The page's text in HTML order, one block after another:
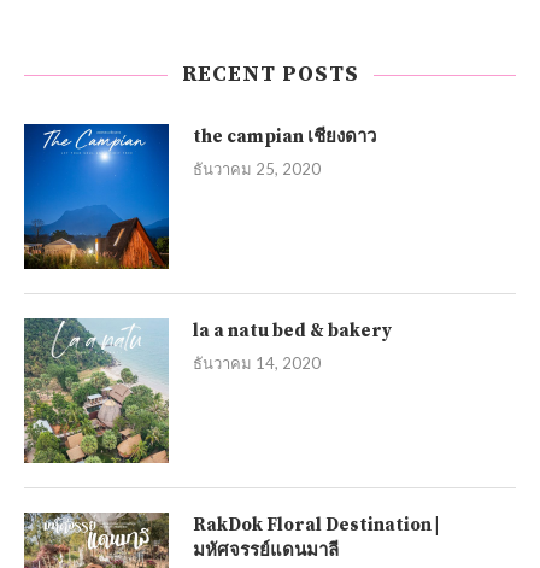
RECENT POSTS
the campian เชียงดาว
ธันวาคม 25, 2020
la a natu bed & bakery
ธันวาคม 14, 2020
RakDok Floral Destination |
มหัศจรรย์แดนมาลี